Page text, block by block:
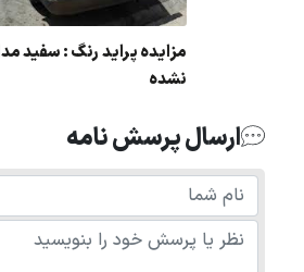
مزایده پراید رنگ : سفید
نشده
ارسال پرسش نامه